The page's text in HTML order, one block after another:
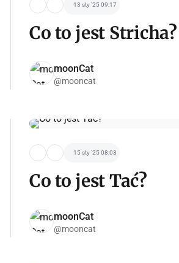
13 sty '25 09:17
Co to jest Stricha?
moonCat
@mooncat
15 sty '25 08:03
Co to jest Tać?
moonCat
@mooncat